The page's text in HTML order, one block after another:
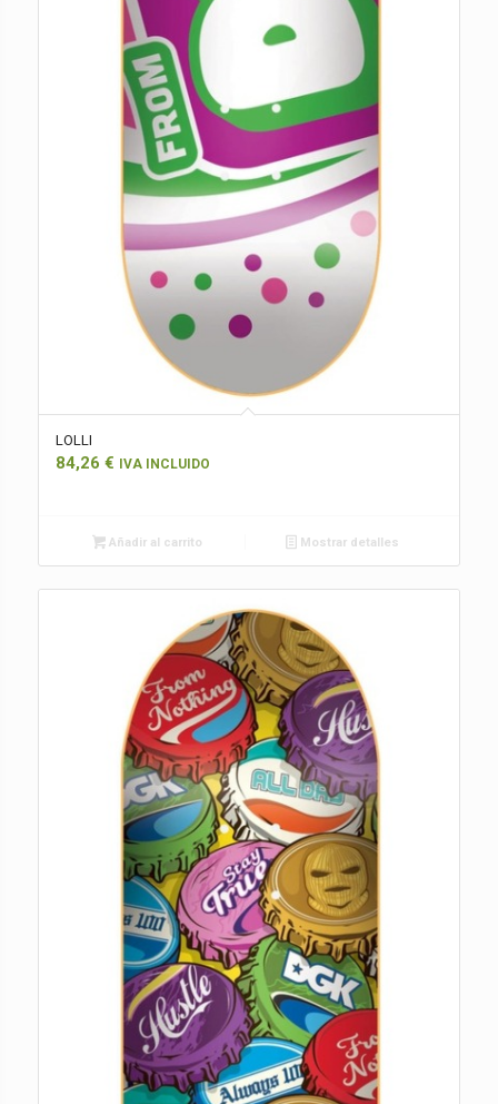
LOLLI
84,26 € IVA INCLUIDO
Añadir al carrito Mostrar detalles